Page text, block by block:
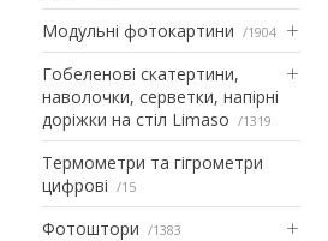
Модульні фотокартини 1904
Гобеленові скатертини,
наволочки, серветки, напірні
доріжки на стіл Limaso
1319
Термометри та гігрометри
цифрові
15
Фотоштори 1383